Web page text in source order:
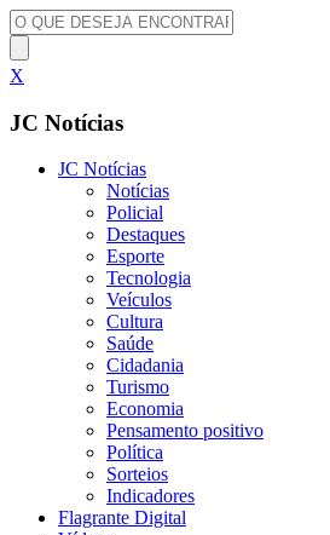
X
JC Notícias
JC Notícias
Notícias
Policial
Destaques
Esporte
Tecnologia
Veículos
Cultura
Saúde
Cidadania
Turismo
Economia
Pensamento positivo
Política
Sorteios
Indicadores
Flagrante Digital